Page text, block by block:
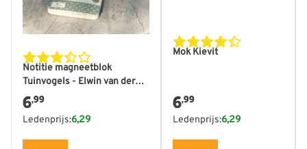
Notitie magneetblok
Tuinvogels - Elwin van der
Kolk
6,99
Ledenprijs:6,29
Mok Kievit
6,99
Ledenprijs:6,29